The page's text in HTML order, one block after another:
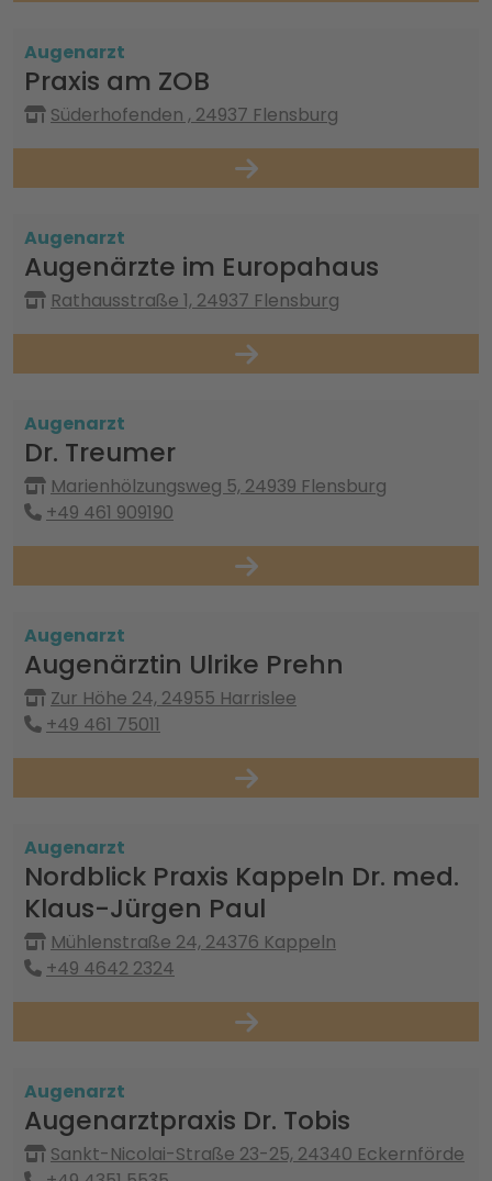
Augenarzt
Praxis am ZOB
Süderhofenden , 24937 Flensburg
Augenarzt
Augenärzte im Europahaus
Rathausstraße 1, 24937 Flensburg
Augenarzt
Dr. Treumer
Marienhölzungsweg 5, 24939 Flensburg
+49 461 909190
Augenarzt
Augenärztin Ulrike Prehn
Zur Höhe 24, 24955 Harrislee
+49 461 75011
Augenarzt
Nordblick Praxis Kappeln Dr. med.
Klaus-Jürgen Paul
Mühlenstraße 24, 24376 Kappeln
+49 4642 2324
Augenarzt
Augenarztpraxis Dr. Tobis
Sankt-Nicolai-Straße 23-25, 24340 Eckernförde